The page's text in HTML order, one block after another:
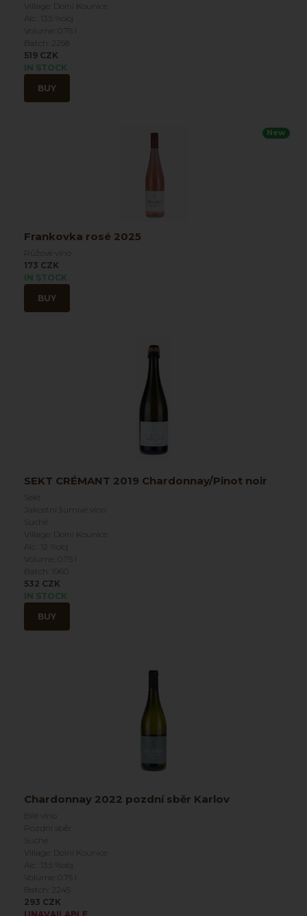
Village: Dolní Kounice
Alc.: 13.5 %obj
Volume: 0.75 l
Batch: 2258
519 CZK
IN STOCK
BUY
New
Frankovka rosé 2025
Růžové víno
173 CZK
IN STOCK
BUY
SEKT CRÉMANT 2019 Chardonnay/Pinot noir
Sekt
Jakostní šumivé víno
Suché
Village: Dolní Kounice
Alc.: 12 %obj
Volume: 0.75 l
Batch: 1960
532 CZK
IN STOCK
BUY
Chardonnay 2022 pozdní sběr Karlov
Bílé víno
Pozdní sběr
Suché
Village: Dolní Kounice
Alc.: 13.5 %obj
Volume: 0.75 l
Batch: 2245
293 CZK